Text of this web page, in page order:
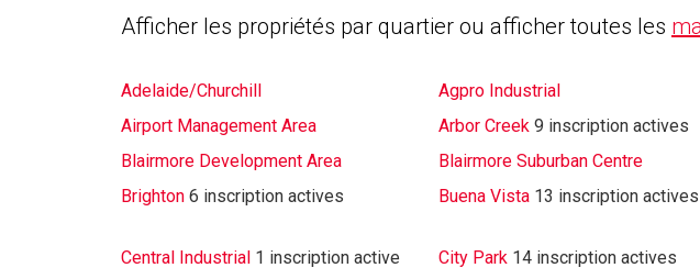
Afficher les propriétés par quartier ou afficher toutes les
Adelaide/Churchill Agpro Industrial
Airport Management Area
Arbor Creek 9 inscription actives
Blairmore Development Area
Blairmore Suburban Centre
Brighton 6 inscription actives Buena Vista 13 inscription actives
Central Industrial 1 inscription active City Park 14 inscription actives